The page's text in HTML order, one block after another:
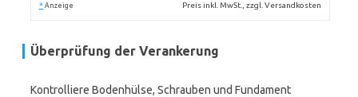
* Anzeige Preis inkl. MwSt., zzgl. Versandkosten
Überprüfung der Verankerung
Kontrolliere Bodenhülse, Schrauben und Fundament